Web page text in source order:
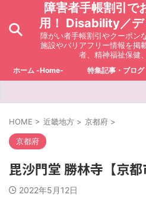
障害者手帳割引で
用！ Disability／デ
障がい者手帳割引やクーポン
施設やバリアフリー情報を掲
者、精神福祉保健
ホーム -Home- 特集記事・ブログ
HOME > 近畿地方 > 京都府 >
京都府
毘沙門堂 勝林寺【京都
2022年5月12日